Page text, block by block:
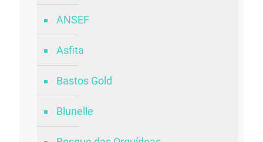
ANSEF
Asfita
Bastos Gold
Blunelle